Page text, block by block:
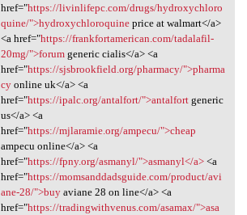
href="https://livinlifepc.com/drugs/hydroxychloro
quine/">hydroxychloroquineprice at walmart</a>
<a href="https://frankfortamerican.com/tadalafil-
20mg/">forumgeneric cialis</a> <a
href="https://sjsbrookfield.org/pharmacy/">pharma
cyonline uk</a> <a
href="https://ipalc.org/antalfort/">antalfortgeneric
us</a> <a
href="https://mjlaramie.org/ampecu/">cheap
ampecu online</a> <a
href="https://fpny.org/asmanyl/">asmanyl</a><a
href="https://momsanddadsguide.com/product/avi
ane-28/">buyaviane 28 on line</a> <a
href="https://tradingwithvenus.com/asamax/">asa